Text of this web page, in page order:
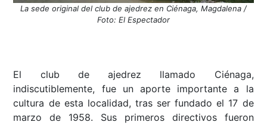
La sede original del club de ajedrez en Ciénaga, Magdalena /
Foto: El Espectador
El club de ajedrez llamado Ciénaga,
indiscutiblemente, fue un aporte importante a la
cultura de esta localidad, tras ser fundado el 17 de
marzo de 1958. Sus primeros directivos fueron